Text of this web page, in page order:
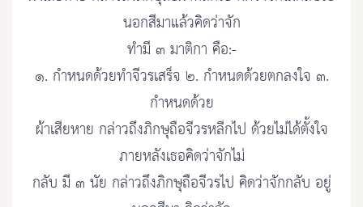
นอกสีมาแล้วคิดว่าจัก
ทำมี ๓ มาติกา คือ:-
๑. กำหนดด้วยทำจีวรเสร็จ ๒. กำหนดด้วยตกลงใจ ๓.
กำหนดด้วย
ผ้าเสียหาย กล่าวถึงภิกษุถือจีวรหลีกไป ด้วยไม่ได้ตั้งใจ
ภายหลังเธอคิดว่าจักไม่
กลับ มี ๓ นัย กล่าวถึงภิกษุถือจีวรไป คิดว่าจักกลับ อยู่